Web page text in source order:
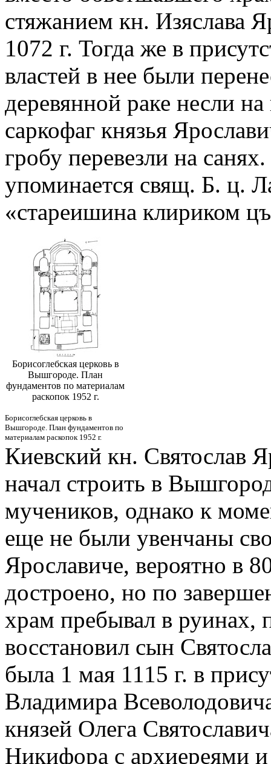
стяжанием кн. Изяслава
1072 г. Тогда же в
властей в нее были
деревянной раке несли
саркофаг князья
гробу перевезли на
упоминается свящ. Б. ц.
«стареишина клириком
Борисоглебская церковь в
Вышгороде. План
фундаментов по материалам
раскопок 1952 г.
Борисоглебская церковь в
Вышгороде. План фундаментов по
материалам раскопок 1952 г.
Киевский кн. Святослав
начал строить в
мучеников, однако к
еще не были увенчаны
Ярославиче, вероятно в
достроено, но по
храм пребывал в руинах,
восстановил сын
была 1 мая 1115 г. в
Владимира
князей Олега
Никифора с архиереями